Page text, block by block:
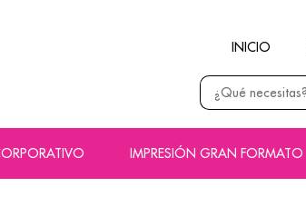
INICIO
IMPRESIÓN GRAN FORMATO